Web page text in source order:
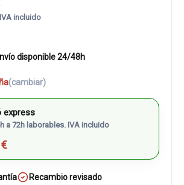
IVA incluido
disponible 24/48h
(cambiar)
express
a 72h laborables. IVA incluido
Recambio revisado